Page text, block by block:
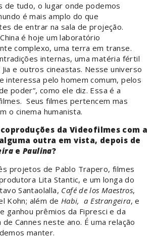
de tudo, o lugar onde podemos
é mais amplo do que
de entrar na sala de projeção.
é hoje um laboratório
complexo, uma terra em transe.
internas, uma matéria fértil
e outros cineastas. Nesse universo
interessa pelo homem comum, pelos
poder”, como ele diz. Essa é a
Seus filmes pertencem mas
o cinema humanista.
da Videofilmes com a
outra em vista, depois de
ePaulina?
projetos de Pablo Trapero, filmes
Lita Stantic, e um longa do
Santaolalla, Café de los Maestros,
Kohn; além de Habi, a Estrangeira, e
ganhou prêmios da Fipresci e da
de Cannes neste ano. É uma relação
manter.